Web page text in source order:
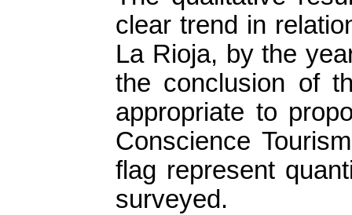
clear trend in
La Rioja, by the
the conclusion of
appropriate to
Conscience
flag represent
surveyed.